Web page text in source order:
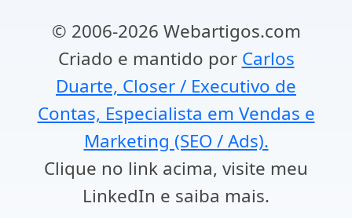
© 2006-2026 Webartigos.com
Criado e mantido por Carlos
Duarte, Closer / Executivo de
Contas, Especialista em Vendas e
Marketing (SEO / Ads).
Clique no link acima, visite meu
LinkedIn e saiba mais.